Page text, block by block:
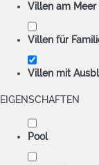
Villen am Meer
Villen für
Villen mit
EIGENSCHAFTEN
Pool